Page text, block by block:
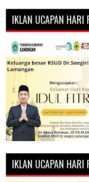
IKLAN UCAPAN HARI
IKLAN UCAPAN HARI